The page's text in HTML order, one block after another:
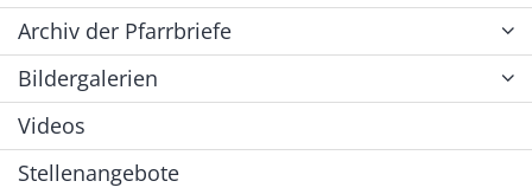
Archiv der Pfarrbriefe
Bildergalerien
Videos
Stellenangebote